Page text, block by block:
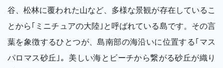
谷、松林に覆われた山など、多様な景観が存在しているこ
とから｢ミニチュアの大陸｣と呼ばれている島です。その言
葉を象徴するひとつが、島南部の海沿いに位置する｢マス
パロマス砂丘｣。美しい海とビーチから繋がる砂丘が織り